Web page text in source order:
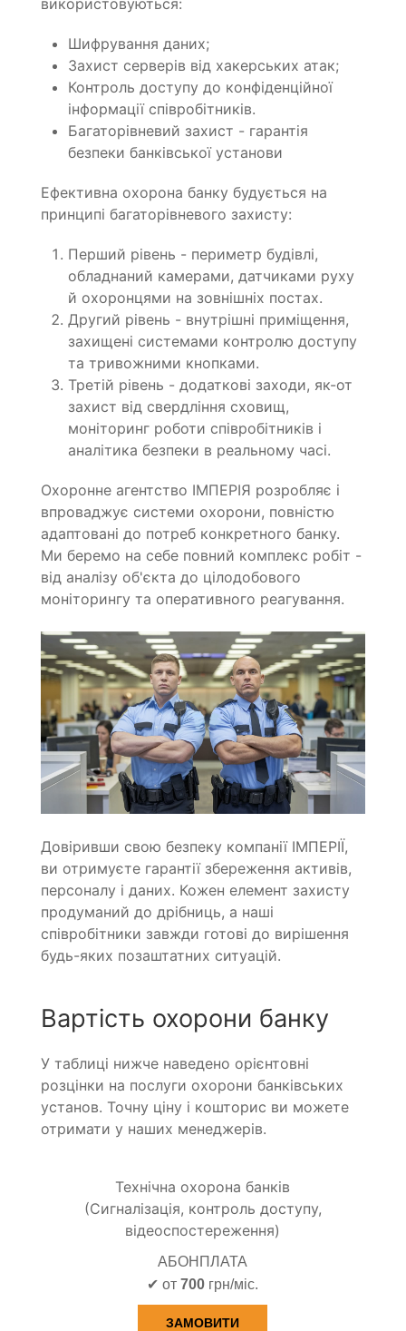
Шифрування даних;
Захист серверів від хакерських атак;
Контроль доступу до конфіденційної
інформації співробітників.
Багаторівневий захист - гарантія
безпеки банківської установи
Ефективна охорона банку будується на
принципі багаторівневого захисту:
Перший рівень - периметр будівлі,
обладнаний камерами, датчиками руху
й охоронцями на зовнішніх постах.
Другий рівень - внутрішні приміщення,
захищені системами контролю доступу
та тривожними кнопками.
Третій рівень - додаткові заходи, як-от
захист від свердління сховищ,
моніторинг роботи співробітників і
аналітика безпеки в реальному часі.
Охоронне агентство ІМПЕРІЯ розробляє і
впроваджує системи охорони, повністю
адаптовані до потреб конкретного банку.
Ми беремо на себе повний комплекс робіт -
від аналізу об'єкта до цілодобового
моніторингу та оперативного реагування.
Довіривши свою безпеку компанії ІМПЕРІЇ,
ви отримуєте гарантії збереження активів,
персоналу і даних. Кожен елемент захисту
продуманий до дрібниць, а наші
співробітники завжди готові до вирішення
будь-яких позаштатних ситуацій.
Вартість охорони банку
У таблиці нижче наведено орієнтовні
розцінки на послуги охорони банківських
установ. Точну ціну і кошторис ви можете
отримати у наших менеджерів.
Технічна охорона банків
(Сигналізація, контроль доступу,
відеоспостереження)
АБОНПЛАТА
✔ от700 грн/міс.
ЗАМОВИТИ